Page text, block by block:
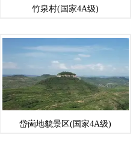
竹泉村(国家4A级)
岱崮地貌景区(国家4A级)